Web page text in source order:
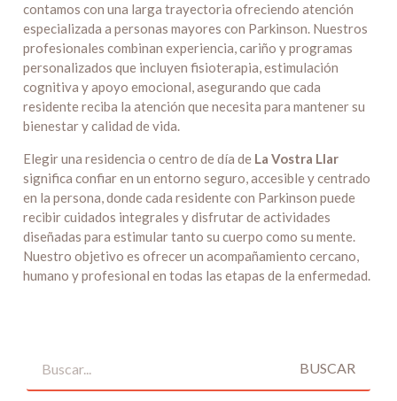
contamos con una larga trayectoria ofreciendo atención
especializada a personas mayores con Parkinson. Nuestros
profesionales combinan experiencia, cariño y programas
personalizados que incluyen fisioterapia, estimulación
cognitiva y apoyo emocional, asegurando que cada
residente reciba la atención que necesita para mantener su
bienestar y calidad de vida.
Elegir una residencia o centro de día de La Vostra Llar
significa confiar en un entorno seguro, accesible y centrado
en la persona, donde cada residente con Parkinson puede
recibir cuidados integrales y disfrutar de actividades
diseñadas para estimular tanto su cuerpo como su mente.
Nuestro objetivo es ofrecer un acompañamiento cercano,
humano y profesional en todas las etapas de la enfermedad.
BUSCAR